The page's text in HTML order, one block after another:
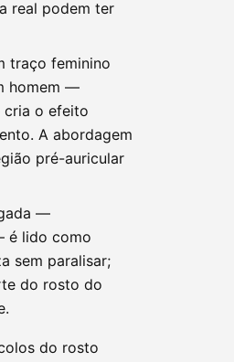
real podem ter
traço feminino
homem —
cria o efeito
A abordagem
pré-auricular
—
é lido como
sem paralisar;
do rosto do
do rosto